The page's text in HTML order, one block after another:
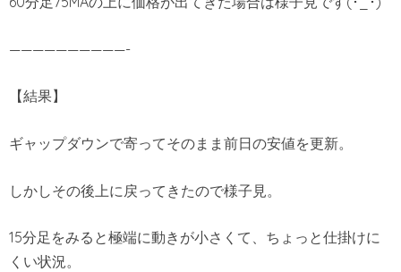
——————————-
【結果】
ギャップダウンで寄ってそのまま前日の安値を更新。
しかしその後上に戻ってきたので様子見。
15分足をみると極端に動きが小さくて、ちょっと仕掛けに
くい状況。